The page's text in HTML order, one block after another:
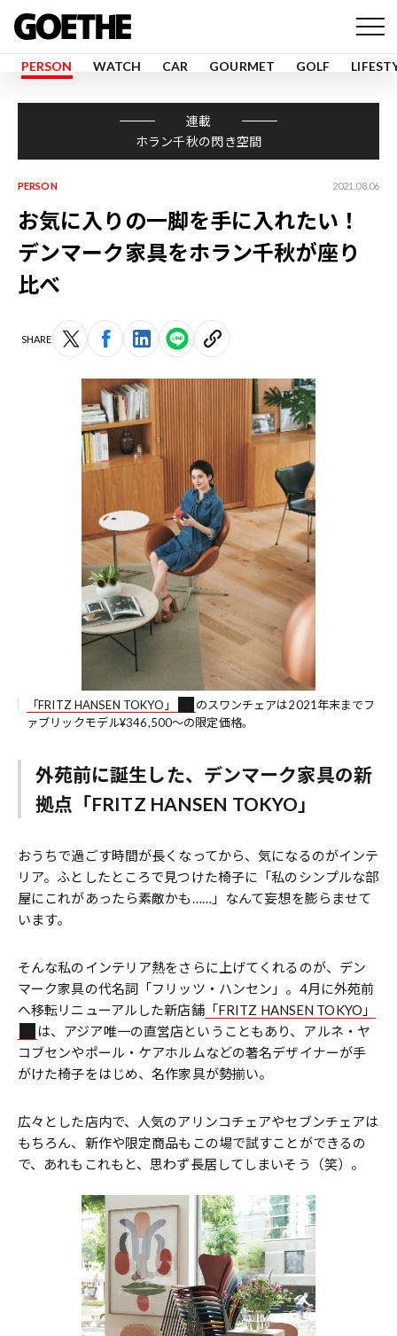
PERSON WATCH CAR GOURMET GOLF
連載
ホラン千秋の閃き空間
PERSON 2021.08.06
お気に入りの一脚を手に入れたい！
デンマーク家具をホラン千秋が座り
比べ
SHARE
「FRITZ HANSEN TOKYO」
のスワンチェアは2021年末までフ
ァブリックモデル¥346,500～の限定価格。
外苑前に誕生した、デンマーク家具の新
拠点「FRITZ HANSEN TOKYO」
おうちで過ごす時間が長くなってから、気になるのがインテ
リア。ふとしたところで見つけた椅子に「私のシンプルな部
屋にこれがあったら素敵かも……」なんて妄想を膨らませて
います。
そんな私のインテリア熱をさらに上げてくれるのが、デン
マーク家具の代名詞「フリッツ・ハンセン」。4月に外苑前
へ移転リニューアルした新店舗「FRITZ HANSEN TOKYO」
は、アジア唯一の直営店ということもあり、アルネ・ヤ
コブセンやポール・ケアホルムなどの著名デザイナーが手
がけた椅子をはじめ、名作家具が勢揃い。
広々とした店内で、人気のアリンコチェアやセブンチェアは
もちろん、新作や限定商品もこの場で試すことができるの
で、あれもこれもと、思わず長居してしまいそう（笑）。